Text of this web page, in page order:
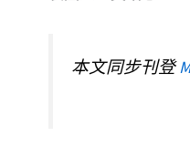
本文同步刊登